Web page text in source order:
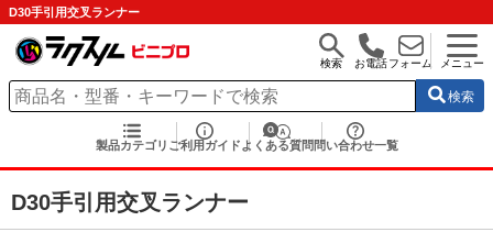
D30手引用交叉ランナー
検索 お電話フォーム メニュー
検索
製品カテゴリ ご利用ガイド よくある質問 問い合わせ一覧
D30手引用交叉ランナー